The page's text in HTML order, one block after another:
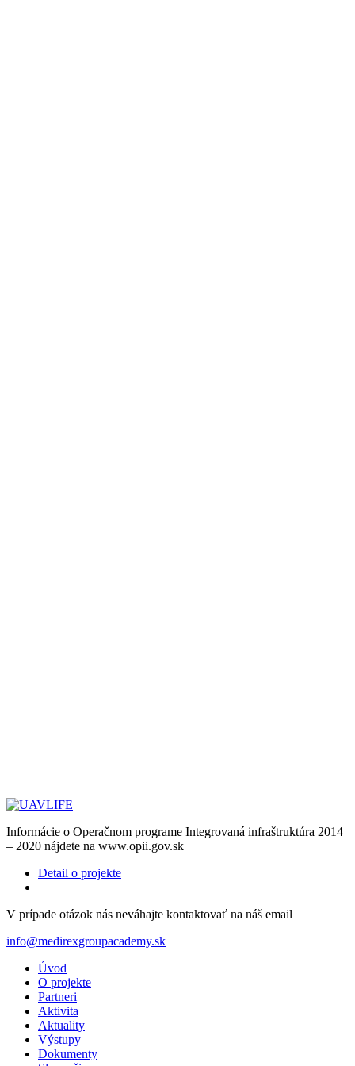
Informácie o Operačnom programe Integrovaná infraštruktúra 2014
– 2020 nájdete na www.opii.gov.sk
Detail o projekte
V prípade otázok nás neváhajte kontaktovať na náš email
info@medirexgroupacademy.sk
Úvod
O projekte
Partneri
Aktivita
Aktuality
Výstupy
Dokumenty